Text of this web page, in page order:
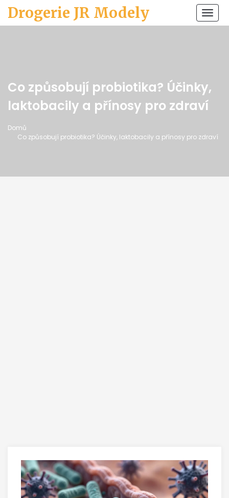
Drogerie JR Modely
Co způsobují probiotika? Účinky,
laktobacily a přínosy pro zdraví
Domů
Co způsobují probiotika? Účinky, laktobacily a přínosy pro zdraví